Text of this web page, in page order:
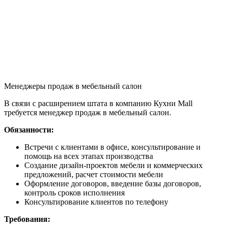
Менеджеры продаж в мебельный салон
В связи с расширением штата в компанию Кухни Mall
требуется менеджер продаж в мебельный салон.
Обязанности:
Встречи с клиентами в офисе, консультирование и
помощь на всех этапах производства
Создание дизайн-проектов мебели и коммерческих
предложений, расчет стоимости мебели
Оформление договоров, введение базы договоров,
контроль сроков исполнения
Консультирование клиентов по телефону
Требования: